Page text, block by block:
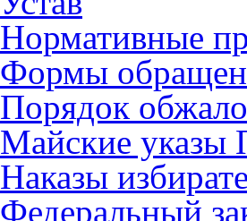
Нормативные
Формы
Порядок
Майские указы
Наказы
Федеральный